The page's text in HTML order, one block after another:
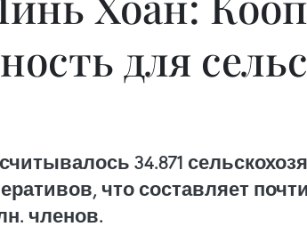
для
34.871
что составляет
членов.